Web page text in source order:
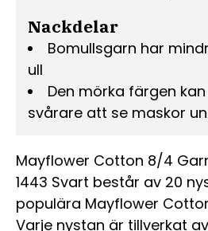
Mayflower Cotton 8/4
1443 Svart består av 20
populära Mayflower
Varje nystan är tillverkat av
Nackdelar
Bomullsgarn har
ull
Den mörka färgen
svårare att se maskor